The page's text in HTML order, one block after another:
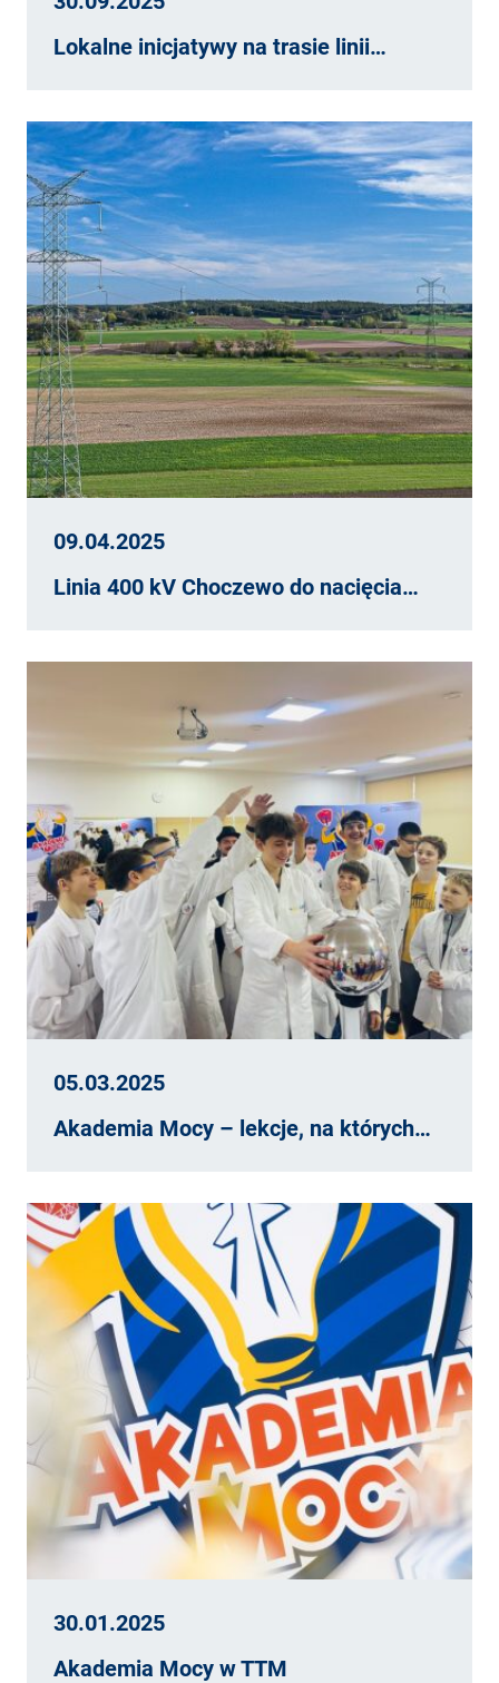
Lokalne inicjatywy na trasie linii…
09.04.2025
Linia 400 kV Choczewo do nacięcia…
05.03.2025
Akademia Mocy – lekcje, na których…
30.01.2025
Akademia Mocy w TTM